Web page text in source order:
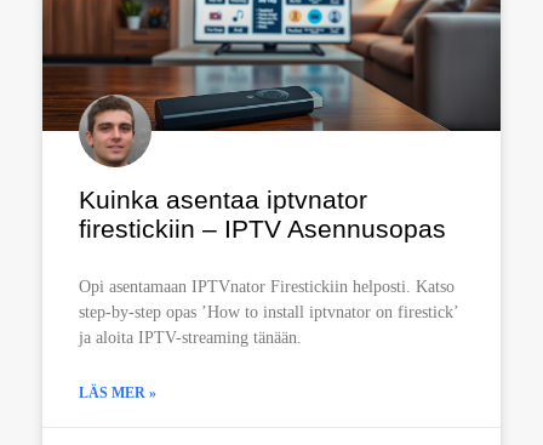
Kuinka asentaa iptvnator
firestickiin – IPTV Asennusopas
Opi asentamaan IPTVnator Firestickiin helposti. Katso
step-by-step opas ’How to install iptvnator on firestick’
ja aloita IPTV-streaming tänään.
LÄS MER »